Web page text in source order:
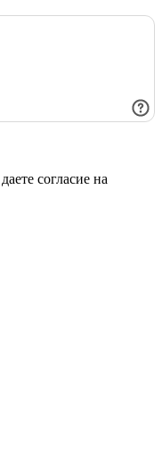
согласие на